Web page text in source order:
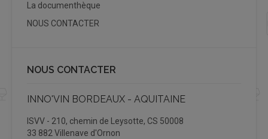
La documenthèque
NOUS CONTACTER
NOUS CONTACTER
INNO'VIN BORDEAUX - AQUITAINE
ISVV - 210, chemin de Leysotte, CS 50008
33 882 Villenave d'Ornon